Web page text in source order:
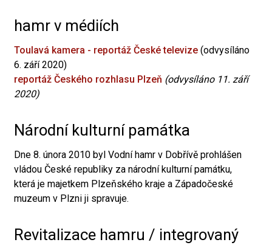
hamr v médiích
Toulavá kamera - reportáž České televize (odvysíláno
6. září 2020)
reportáž Českého rozhlasu Plzeň (odvysíláno 11. září
2020)
Národní kulturní památka
Dne 8. února 2010 byl Vodní hamr v Dobřívě prohlášen
vládou České republiky za národní kulturní památku,
která je majetkem Plzeňského kraje a Západočeské
muzeum v Plzni ji spravuje.
Revitalizace hamru / integrovaný